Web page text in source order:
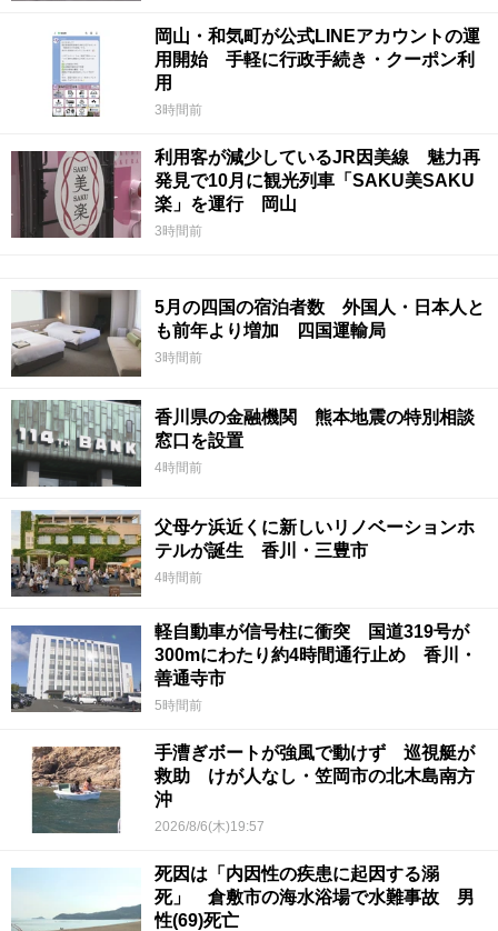
岡山・和気町が公式LINEアカウントの運
用開始 手軽に行政手続き・クーポン利
用
3時間前
利用客が減少しているJR因美線 魅力再
発見で10月に観光列車「SAKU美SAKU
楽」を運行 岡山
3時間前
5月の四国の宿泊者数 外国人・日本人と
も前年より増加 四国運輸局
3時間前
香川県の金融機関 熊本地震の特別相談
窓口を設置
4時間前
父母ケ浜近くに新しいリノベーションホ
テルが誕生 香川・三豊市
4時間前
軽自動車が信号柱に衝突 国道319号が
300mにわたり約4時間通行止め 香川・
善通寺市
5時間前
手漕ぎボートが強風で動けず 巡視艇が
救助 けが人なし・笠岡市の北木島南方
沖
2026/8/6(木)19:57
死因は「内因性の疾患に起因する溺
死」 倉敷市の海水浴場で水難事故 男
性(69)死亡